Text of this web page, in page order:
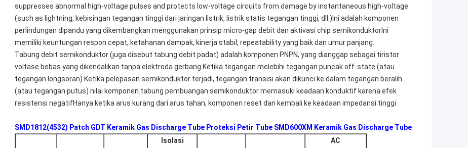
suppresses abnormal high-voltage pulses and protects low-voltage circuits from damage by instantaneous high-voltage
(such as lightning, kebisingan tegangan tinggi dari jaringan listrik, listrik statis tegangan tinggi, dll.)Ini adalah komponen
perlindungan dipandu yang dikembangkan menggunakan prinsip micro-gap debit dan aktivasi chip semikonduktorIni
memiliki keuntungan respon cepat, ketahanan dampak, kinerja stabil, repeatability yang baik dan umur panjang.
Tabung debit semikonduktor (juga disebut tabung debit padat) adalah komponen PNPN, yang dianggap sebagai tiristor
voltase bebas yang dikendalikan tanpa elektroda gerbang.Ketika tegangan melebihi tegangan puncak off-state (atau
tegangan longsoran) Ketika pelepasan semikonduktor terjadi, tegangan transisi akan dikunci ke dalam tegangan beralih
(atau tegangan putus) nilai komponen.tabung pembuangan semikonduktor memasuki keadaan konduktif karena efek
resistensi negatifHanya ketika arus kurang dari arus tahan, komponen reset dan kembali ke keadaan impedansi tinggi.
SMD1812(4532) Patch GDT Keramik Gas Discharge Tube Proteksi Petir Tube SMD600XM Keramik Gas Discharge Tube
Isolasi
AC